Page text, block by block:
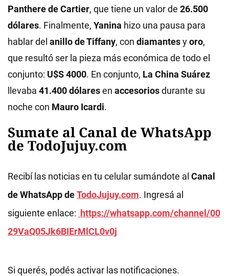
Panthere de Cartier, que tiene un valor de 26.500
dólares. Finalmente, Yanina hizo una pausa para
hablar del anillo de Tiffany, con diamantesyoro,
que resultó ser la pieza más económica de todo el
conjunto: U$S 4000. En conjunto, La China Suárez
llevaba 41.400 dólaresen accesoriosdurante su
noche con Mauro Icardi.
Sumate al Canal de WhatsApp
de TodoJujuy.com
Recibí las noticias en tu celular sumándote al Canal
de WhatsApp deTodoJujuy.com. Ingresá al
siguiente enlace: https://whatsapp.com/channel/00
29VaQ05Jk6BIErMlCL0v0j
Si querés, podés activar las notificaciones.